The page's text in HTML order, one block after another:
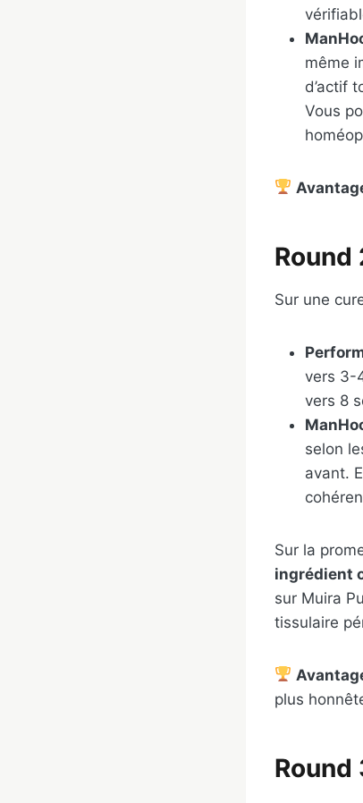
même
d’actif
Vous
Sur une
vers 3-
vers 8
selon
avant.
Sur la
ingrédient
sur Muira
tissulaire
plus